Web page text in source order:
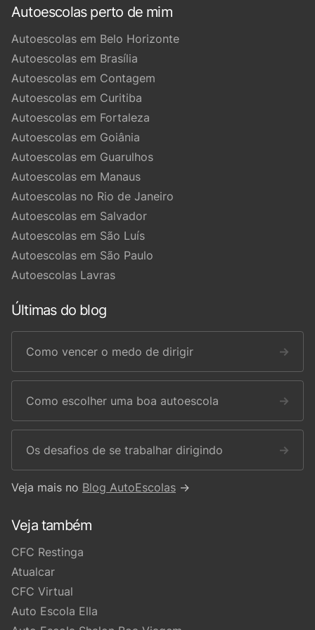
Autoescolas perto de mim
Autoescolas em Belo Horizonte
Autoescolas em Brasília
Autoescolas em Contagem
Autoescolas em Curitiba
Autoescolas em Fortaleza
Autoescolas em Goiânia
Autoescolas em Guarulhos
Autoescolas em Manaus
Autoescolas no Rio de Janeiro
Autoescolas em Salvador
Autoescolas em São Luís
Autoescolas em São Paulo
Autoescolas Lavras
Últimas do blog
Como vencer o medo de dirigir →
Como escolher uma boa autoescola →
Os desafios de se trabalhar dirigindo →
Veja mais no Blog AutoEscolas →
Veja também
CFC Restinga
Atualcar
CFC Virtual
Auto Escola Ella